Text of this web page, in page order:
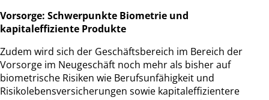
Vorsorge: Schwerpunkte Biometrie und
kapitaleffiziente Produkte
Zudem wird sich der Geschäftsbereich im Bereich der
Vorsorge im Neugeschäft noch mehr als bisher auf
biometrische Risiken wie Berufsunfähigkeit und
Risikolebensversicherungen sowie kapitaleffizientere